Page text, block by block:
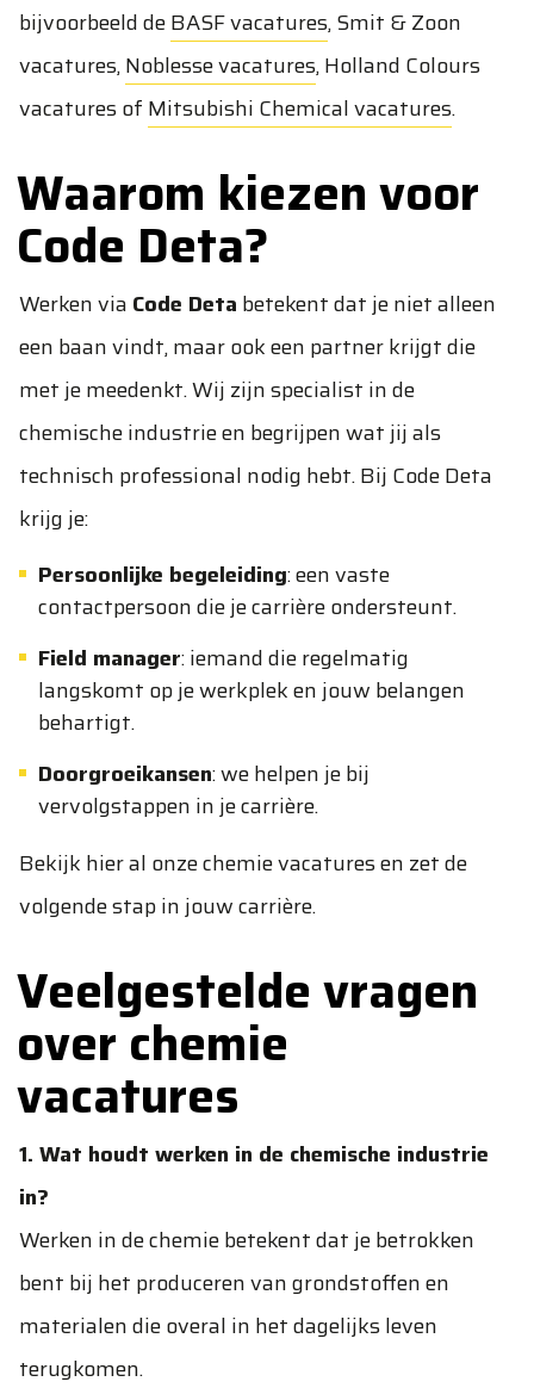
bijvoorbeeld deBASF vacatures,Smit & Zoon
vacatures,Noblesse vacatures,Holland Colours
vacaturesof Mitsubishi Chemical vacatures.
Waarom kiezen voor
Code Deta?
Werken via Code Deta betekent dat je niet alleen
een baan vindt, maar ook een partner krijgt die
met je meedenkt. Wij zijn specialist in de
chemische industrie en begrijpen wat jij als
technisch professional nodig hebt. Bij Code Deta
krijg je:
Persoonlijke begeleiding: een vaste
contactpersoon die je carrière ondersteunt.
Field manager: iemand die regelmatig
langskomt op je werkplek en jouw belangen
behartigt.
Doorgroeikansen: we helpen je bij
vervolgstappen in je carrière.
Bekijk hier al onze chemie vacatures en zet de
volgende stap in jouw carrière.
Veelgestelde vragen
over chemie
vacatures
1. Wat houdt werken in de chemische industrie
in?
Werken in de chemie betekent dat je betrokken
bent bij het produceren van grondstoffen en
materialen die overal in het dagelijks leven
terugkomen.